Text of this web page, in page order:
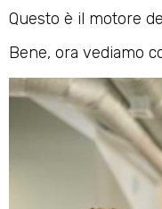
Questo è il motore
Bene, ora vediamo